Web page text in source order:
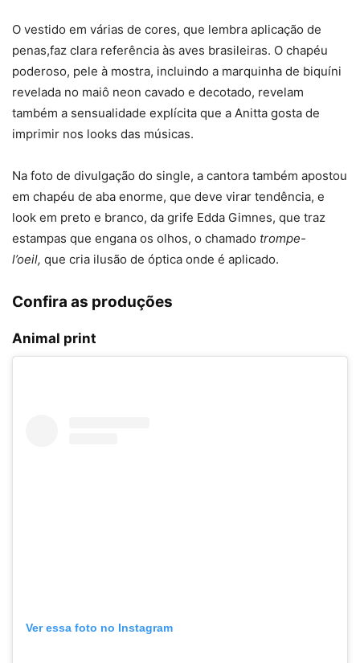
O vestido em várias de cores, que lembra aplicação de
penas,faz clara referência às aves brasileiras. O chapéu
poderoso, pele à mostra, incluindo a marquinha de biquíni
revelada no maiô neon cavado e decotado, revelam
também a sensualidade explícita que a Anitta gosta de
imprimir nos looks das músicas.
Na foto de divulgação do single, a cantora também apostou
em chapéu de aba enorme, que deve virar tendência, e
look em preto e branco, da grife Edda Gimnes, que traz
estampas que engana os olhos, o chamado trompe-
l’oeil, que cria ilusão de óptica onde é aplicado.
Confira as produções
Animal print
Ver essa foto no Instagram